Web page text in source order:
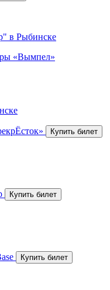
в Рыбинске
«Вымпел»